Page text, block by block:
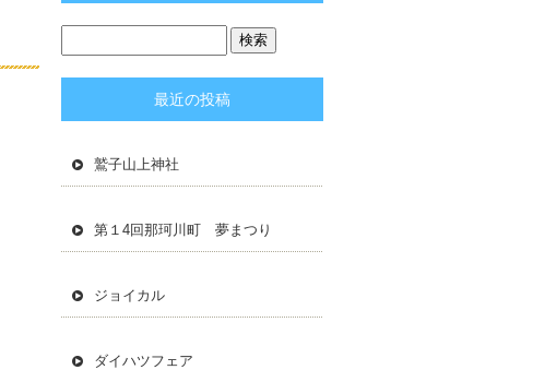
最近の投稿
鷲子山上神社
第１4回那珂川町 夢まつり
ジョイカル
ダイハツフェア